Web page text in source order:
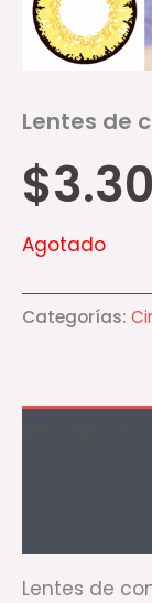
Lentes de
$
Agotado
Categorías:
Lentes de